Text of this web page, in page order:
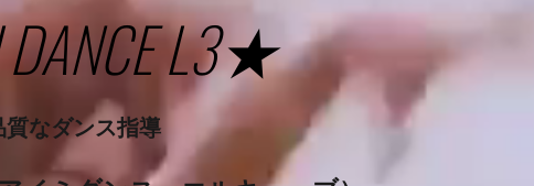
L3★
質なダンス指導